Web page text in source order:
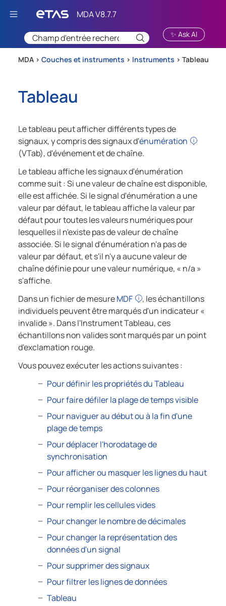
Passer au contenu principal
✨ Ask AI
MDA > Couches et instruments > Instruments > Tableau
Tableau
Le tableau peut afficher différents types de
signaux, y compris des signaux d'énumération
(VTab), d'événement et de chaîne.
Le tableau affiche les signaux d'énumération
comme suit : Si une valeur de chaîne est disponible,
elle est affichée. Si le signal d'énumération a une
valeur par défaut, le tableau affiche la valeur par
défaut pour toutes les valeurs numériques pour
lesquelles il n'existe pas de valeur de chaîne
associée. Si le signal d'énumération n'a pas de
valeur par défaut, et s'il n'y a aucune valeur de
chaîne définie pour une valeur numérique, « n/a »
s'affiche.
Dans un fichier de mesureMDF
, les échantillons
individuels peuvent être marqués d'un indicateur «
invalide ». Dans l'Instrument Tableau, ces
échantillons non valides sont marqués par un point
d'exclamation rouge.
Vous pouvez exécuter les actions suivantes :
Pour définir les propriétés du Tableau
Pour faire défiler la plage de temps visible
Pour naviguer au début ou à la fin d'une
plage de temps
Pour déplacer l'horodatage de
synchronisation
Pour afficher ou masquer les lignes du haut
Pour réorganiser des colonnes
Pour remplir les cellules vides
Pour changer le nombre de décimales
Pour changer la représentation des
données d'un signal
Pour supprimer des signaux
Pour filtrer les lignes de données
Tableau